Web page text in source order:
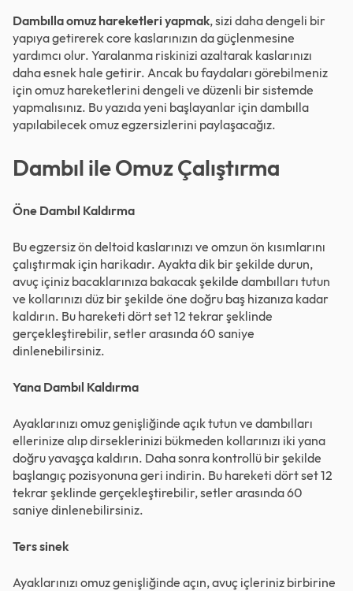
Dambılla omuz hareketleri yapmak, sizi daha dengeli bir
yapıya getirerek core kaslarınızın da güçlenmesine
yardımcı olur. Yaralanma riskinizi azaltarak kaslarınızı
daha esnek hale getirir. Ancak bu faydaları görebilmeniz
için omuz hareketlerini dengeli ve düzenli bir sistemde
yapmalısınız. Bu yazıda yeni başlayanlar için dambılla
yapılabilecek omuz egzersizlerini paylaşacağız.
Dambıl ile Omuz Çalıştırma
Öne Dambıl Kaldırma
Bu egzersiz ön deltoid kaslarınızı ve omzun ön kısımlarını
çalıştırmak için harikadır. Ayakta dik bir şekilde durun,
avuç içiniz bacaklarınıza bakacak şekilde dambılları tutun
ve kollarınızı düz bir şekilde öne doğru baş hizanıza kadar
kaldırın. Bu hareketi dört set 12 tekrar şeklinde
gerçekleştirebilir, setler arasında 60 saniye
dinlenebilirsiniz.
Yana Dambıl Kaldırma
Ayaklarınızı omuz genişliğinde açık tutun ve dambılları
ellerinize alıp dirseklerinizi bükmeden kollarınızı iki yana
doğru yavaşça kaldırın. Daha sonra kontrollü bir şekilde
başlangıç pozisyonuna geri indirin. Bu hareketi dört set 12
tekrar şeklinde gerçekleştirebilir, setler arasında 60
saniye dinlenebilirsiniz.
Ters sinek
Ayaklarınızı omuz genişliğinde açın, avuç içleriniz birbirine